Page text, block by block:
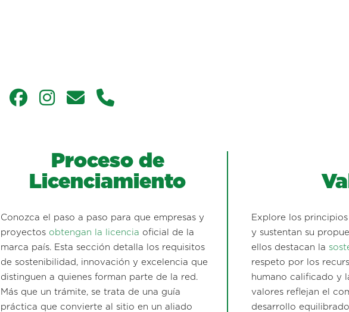
Proceso de
Licenciamiento
Conozca el paso a paso para que empresas y
proyectos obtengan la licencia oficial de la
marca país. Esta sección detalla los requisitos
de sostenibilidad, innovación y excelencia que
distinguen a quienes forman parte de la red.
Más que un trámite, se trata de una guía
práctica que convierte al sitio en un aliado
Explore los
y sustentan su
ellos destacan la
respeto por los
humano calificado y
valores reflejan el
desarrollo